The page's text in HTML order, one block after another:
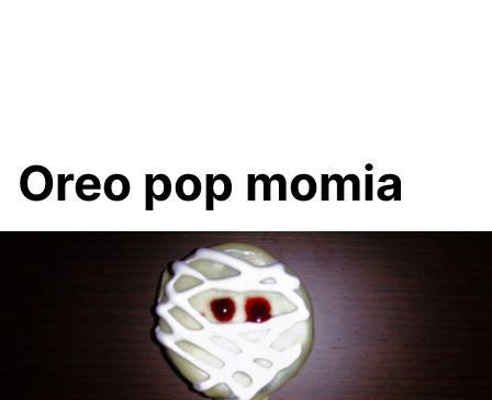
Oreo pop momia